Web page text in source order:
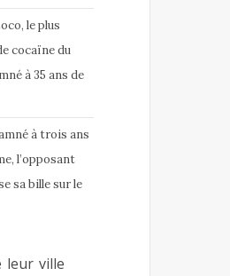
le plus
cocaïne du
à 35 ans de
à trois ans
l’opposant
sa bille sur le
leur ville